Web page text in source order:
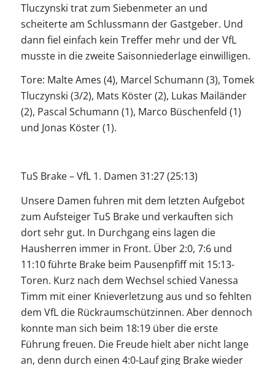
Tluczynski trat zum Siebenmeter an und
scheiterte am Schlussmann der Gastgeber. Und
dann fiel einfach kein Treffer mehr und der VfL
musste in die zweite Saisonniederlage einwilligen.
Tore: Malte Ames (4), Marcel Schumann (3), Tomek
Tluczynski (3/2), Mats Köster (2), Lukas Mailänder
(2), Pascal Schumann (1), Marco Büschenfeld (1)
und Jonas Köster (1).
TuS Brake – VfL 1. Damen 31:27 (25:13)
Unsere Damen fuhren mit dem letzten Aufgebot
zum Aufsteiger TuS Brake und verkauften sich
dort sehr gut. In Durchgang eins lagen die
Hausherren immer in Front. Über 2:0, 7:6 und
11:10 führte Brake beim Pausenpfiff mit 15:13-
Toren. Kurz nach dem Wechsel schied Vanessa
Timm mit einer Knieverletzung aus und so fehlten
dem VfL die Rückraumschützinnen. Aber dennoch
konnte man sich beim 18:19 über die erste
Führung freuen. Die Freude hielt aber nicht lange
an, denn durch einen 4:0-Lauf ging Brake wieder